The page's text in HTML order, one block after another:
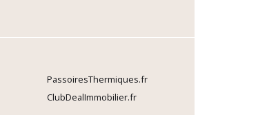
PassoiresThermiques.fr
ClubDealImmobilier.fr